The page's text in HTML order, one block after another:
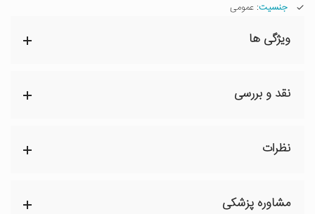
جنسیت: عمومی
ویژگی ها
نقد و بررسی
نظرات
مشاوره پزشکی